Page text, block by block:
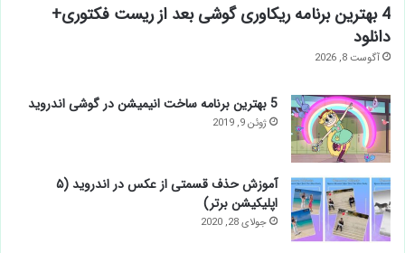
4 بهترین برنامه ریکاوری گوشی بعد از ریست فکتوری+
دانلود
آگوست 8, 2026
5 بهترین برنامه ساخت انیمیشن در گوشی اندروید
ژوئن 9, 2019
آموزش حذف قسمتی از عکس در اندروید (۵
اپلیکیشن برتر)
جولای 28, 2020